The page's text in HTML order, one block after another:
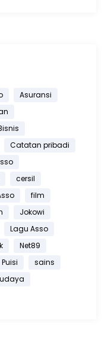
Asuransi
Catatan pribadi
cersil
film
Jokowi
Lagu Asso
Net89
Puisi
sains